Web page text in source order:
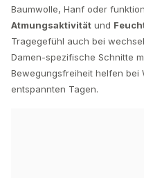
Baumwolle, Hanf oder
Atmungsaktivität und
Tragegefühl auch bei
Damen-spezifische Schnitte
Bewegungsfreiheit helfen bei
entspannten Tagen.